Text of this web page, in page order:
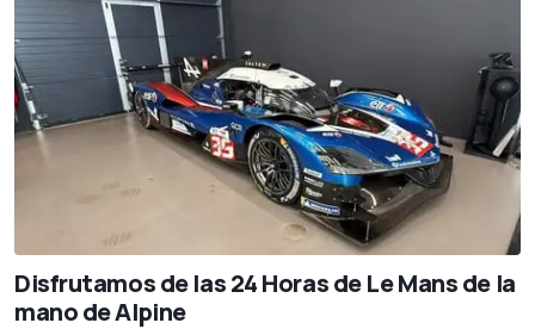
Disfrutamos de las 24 Horas de Le Mans de la
mano de Alpine